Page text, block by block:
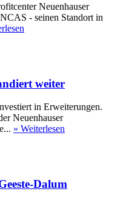
Neuenhauser
- seinen Standort in
weiter
in Erweiterungen.
Neuenhauser
» Weiterlesen
Dalum